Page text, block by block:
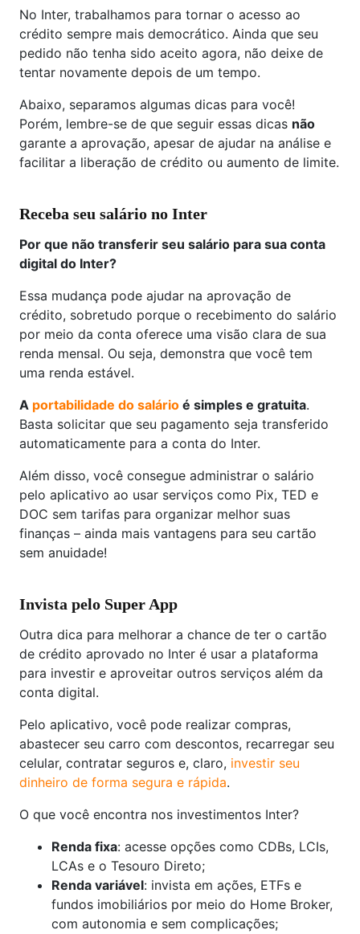
No Inter, trabalhamos para tornar o acesso ao
crédito sempre mais democrático. Ainda que seu
pedido não tenha sido aceito agora, não deixe de
tentar novamente depois de um tempo.
Abaixo, separamos algumas dicas para você!
Porém, lembre-se de que seguir essas dicas não
garante a aprovação, apesar de ajudar na análise e
facilitar a liberação de crédito ou aumento de limite.
Receba seu salário no Inter
Por que não transferir seu salário para sua conta
digital do Inter?
Essa mudança pode ajudar na aprovação de
crédito, sobretudo porque o recebimento do salário
por meio da conta oferece uma visão clara de sua
renda mensal. Ou seja, demonstra que você tem
uma renda estável.
A portabilidade do salário é simples e gratuita.
Basta solicitar que seu pagamento seja transferido
automaticamente para a conta do Inter.
Além disso, você consegue administrar o salário
pelo aplicativo ao usar serviços como Pix, TED e
DOC sem tarifas para organizar melhor suas
finanças – ainda mais vantagens para seu cartão
sem anuidade!
Invista pelo Super App
Outra dica para melhorar a chance de ter o cartão
de crédito aprovado no Inter é usar a plataforma
para investir e aproveitar outros serviços além da
conta digital.
Pelo aplicativo, você pode realizar compras,
abastecer seu carro com descontos, recarregar seu
celular, contratar seguros e, claro, investir seu
dinheiro de forma segura e rápida.
O que você encontra nos investimentos Inter?
Renda fixa: acesse opções como CDBs, LCIs,
LCAs e o Tesouro Direto;
Renda variável: invista em ações, ETFs e
fundos imobiliários por meio do Home Broker,
com autonomia e sem complicações;